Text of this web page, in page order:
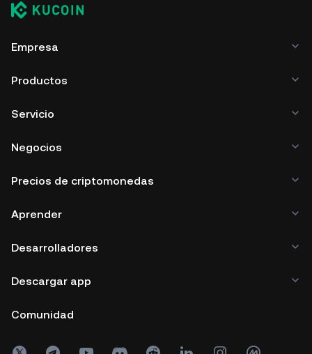
Empresa
Productos
Servicio
Negocios
Precios de criptomonedas
Aprender
Desarrolladores
Descargar app
Comunidad